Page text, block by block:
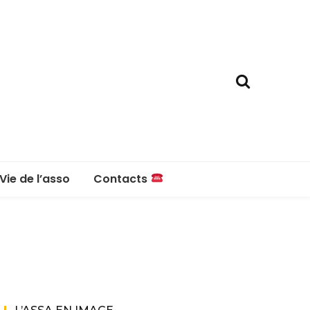
Vie de l’asso
Questions fréquentes
Contacts